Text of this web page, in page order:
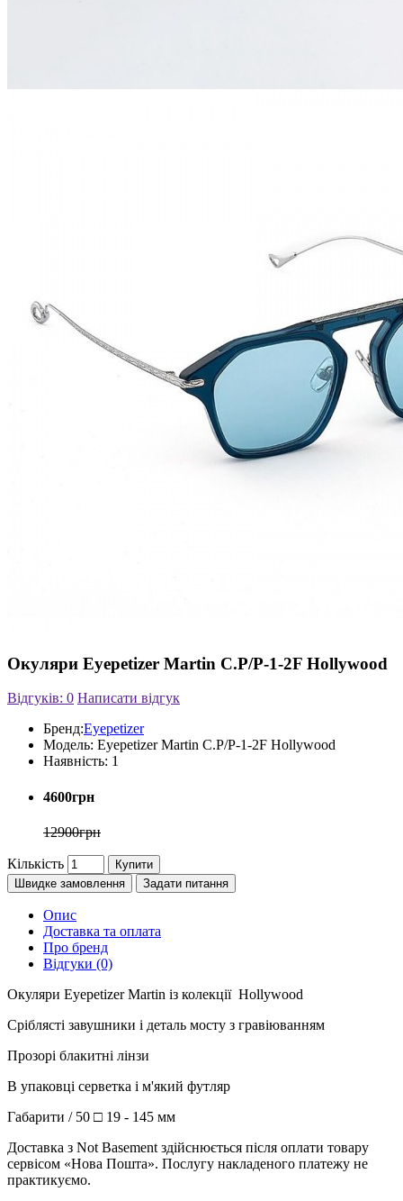
Окуляри Eyepetizer Martin C.P/P-1-2F Hollywood
Відгуків: 0 Написати відгук
Бренд:Eyepetizer
Модель: Eyepetizer Martin C.P/P-1-2F Hollywood
Наявність: 1
4600грн
12900грн
Кількість
Купити
Швидке замовлення
Задати питання
Опис
Доставка та оплата
Про бренд
Відгуки (0)
Окуляри Eyepetizer Martin із колекції Hollywood
Сріблясті завушники і деталь мосту з гравіюванням
Прозорі блакитні лінзи
В упаковці серветка і м'який футляр
Габарити / 50 □ 19 - 145 мм
Доставка з Not Basement здійснюється після оплати товару
сервісом «Нова Пошта». Послугу накладеного платежу не
практикуємо.